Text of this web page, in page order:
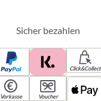
Sicher bezahlen
Click&Collect
Vorkasse Voucher